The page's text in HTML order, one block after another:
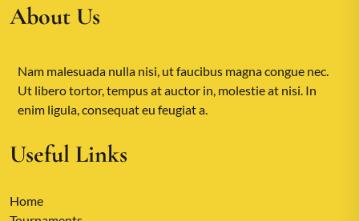
About Us
Nam malesuada nulla nisi, ut faucibus magna congue nec.
Ut libero tortor, tempus at auctor in, molestie at nisi. In
enim ligula, consequat eu feugiat a.
Useful Links
Home